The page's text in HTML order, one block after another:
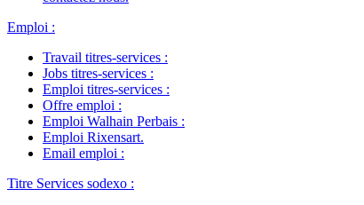
Emploi :
Travail titres-services :
Jobs titres-services :
Emploi titres-services :
Offre emploi :
Emploi Walhain Perbais :
Emploi Rixensart.
Email emploi :
Titre Services sodexo :